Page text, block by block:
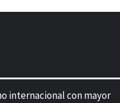
internacional con mayor